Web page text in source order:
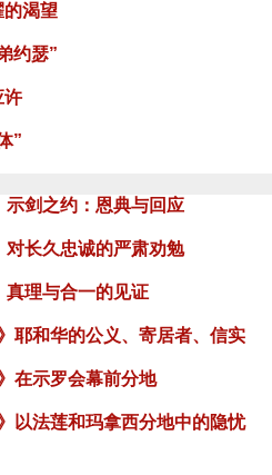
的渴望
约瑟”
许
”
示剑之约：恩典与回应
对长久忠诚的严肃劝勉
真理与合一的见证
耶和华的公义、寄居者、信实
在示罗会幕前分地
以法莲和玛拿西分地中的隐忧